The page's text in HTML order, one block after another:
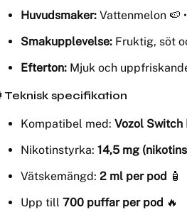
Huvudsmaker: Vattenmelon 🍉
Smakupplevelse: Fruktig, söt
Efterton: Mjuk och
Teknisk specifikation
Kompatibel med: Vozol Switch
Nikotinstyrka: 14,5 mg
Vätskemängd: 2 ml per pod 🧴
Upp till 700 puffar per pod 🔥